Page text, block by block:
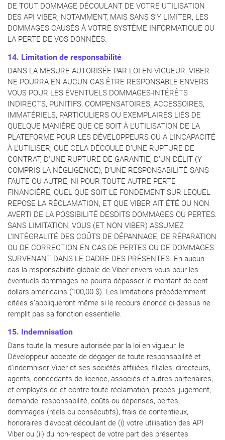
DE TOUT DOMMAGE DÉCOULANT DE VOTRE UTILISATION
DES API VIBER, NOTAMMENT, MAIS SANS S’Y LIMITER, LES
DOMMAGES CAUSÉS À VOTRE SYSTÈME INFORMATIQUE OU
LA PERTE DE VOS DONNÉES.
14. Limitation de responsabilité
DANS LA MESURE AUTORISÉE PAR LOI EN VIGUEUR, VIBER
NE POURRA EN AUCUN CAS ÊTRE RESPONSABLE ENVERS
VOUS POUR LES ÉVENTUELS DOMMAGES-INTÉRÊTS
INDIRECTS, PUNITIFS, COMPENSATOIRES, ACCESSOIRES,
IMMATÉRIELS, PARTICULIERS OU EXEMPLAIRES LIÉS DE
QUELQUE MANIÈRE QUE CE SOIT À L’UTILISATION DE LA
PLATEFORME POUR LES DÉVELOPPEURS OU À L’INCAPACITÉ
À L’UTILISER, QUE CELA DÉCOULE D’UNE RUPTURE DE
CONTRAT, D’UNE RUPTURE DE GARANTIE, D’UN DÉLIT (Y
COMPRIS LA NÉGLIGENCE), D’UNE RESPONSABILITÉ SANS
FAUTE OU AUTRE, NI POUR TOUTE AUTRE PERTE
FINANCIÈRE, QUEL QUE SOIT LE FONDEMENT SUR LEQUEL
REPOSE LA RÉCLAMATION, ET QUE VIBER AIT ÉTÉ OU NON
AVERTI DE LA POSSIBILITÉ DESDITS DOMMAGES OU PERTES.
SANS LIMITATION, VOUS (ET NON VIBER) ASSUMEZ
L’INTÉGRALITÉ DES COÛTS DE DÉPANNAGE, DE RÉPARATION
OU DE CORRECTION EN CAS DE PERTES OU DE DOMMAGES
SURVENANT DANS LE CADRE DES PRÉSENTES. En aucun
cas la responsabilité globale de Viber envers vous pour les
éventuels dommages ne pourra dépasser le montant de cent
dollars américains (100,00 $). Les limitations précédemment
citées s’appliqueront même si le recours énoncé ci-dessus ne
remplit pas sa fonction essentielle.
15. Indemnisation
Dans toute la mesure autorisée par la loi en vigueur, le
Développeur accepte de dégager de toute responsabilité et
d’indemniser Viber et ses sociétés affiliées, filiales, directeurs,
agents, concédants de licence, associés et autres partenaires,
et employés de et contre toute réclamation, procès, jugement,
demande, responsabilité, coûts ou dépenses, pertes,
dommages (réels ou consécutifs), frais de contentieux,
honoraires d’avocat découlant de (i) votre utilisation des API
Viber ou (ii) du non-respect de votre part des présentes